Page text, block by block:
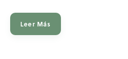
Leer Más